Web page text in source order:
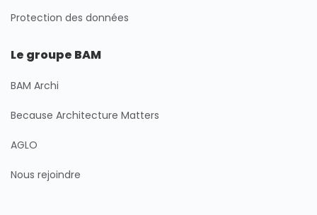
Protection des données
Le groupe BAM
BAM Archi
Because Architecture Matters
AGLO
Nous rejoindre